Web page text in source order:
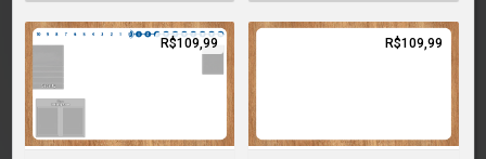
SELECIONAR PRODUTO
R$109,99 R$109,99